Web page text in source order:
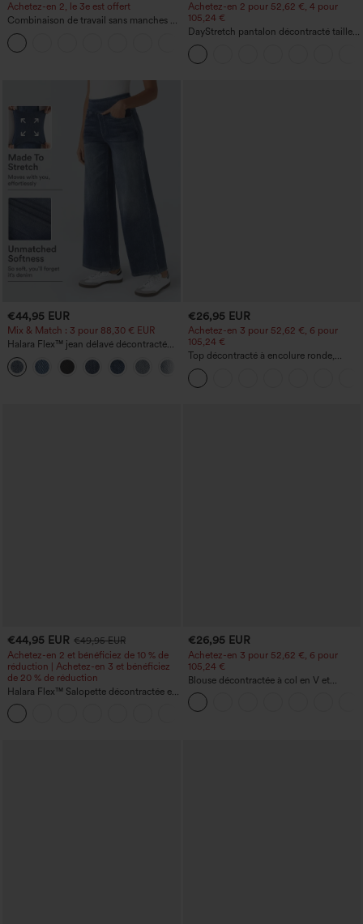
Achetez-en 2, le 3e est offert
Combinaison de travail sans manches à
encolure bateau, côtés noués, toucher
frais, rayée, avec poches — Édition Easy
Peezy
Achetez-en 2 pour 52,62 €, 4 pour
105,24 €
DayStretch pantalon décontracté taille
haute à jambe en forme de tonneau
avec poches
€44,95 EUR
Mix & Match : 3 pour 88,30 € EUR
Halara Flex™ jean délavé décontracté
taille haute à poches, coupe baggy à
jambe large
€26,95 EUR
Achetez-en 3 pour 52,62 €, 6 pour
105,24 €
Top décontracté à encolure ronde,
manches chauve-souris et coupe ample
€44,95 EUR €49,95 EUR
Achetez-en 2 et bénéficiez de 10 % de
réduction | Achetez-en 3 et bénéficiez
de 20 % de réduction
Halara Flex™ Salopette décontractée en
denim lavé à encolure en V avec poche
€26,95 EUR
Achetez-en 3 pour 52,62 €, 6 pour
105,24 €
Blouse décontractée à col en V et
manches courtes bouffantes